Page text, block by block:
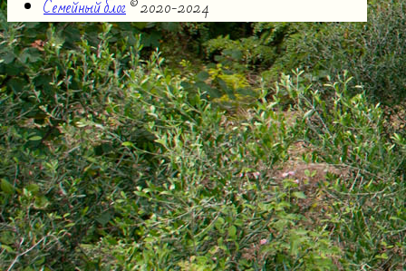
Семейный блог© 2020-2024